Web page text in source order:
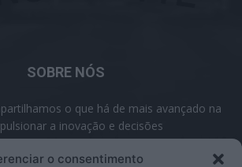
o consentimento
SOBRE NÓS
o que há de mais avançado na
a inovação e decisões